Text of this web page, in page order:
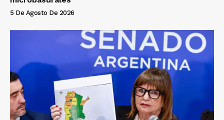
5 De Agosto De 2026